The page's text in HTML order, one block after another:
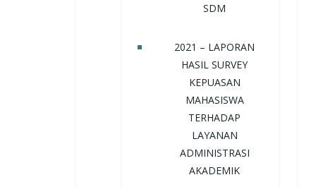
SDM
2021 – LAPORAN
HASIL SURVEY
KEPUASAN
MAHASISWA
TERHADAP
LAYANAN
ADMINISTRASI
AKADEMIK